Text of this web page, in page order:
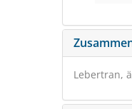
Lebertran,